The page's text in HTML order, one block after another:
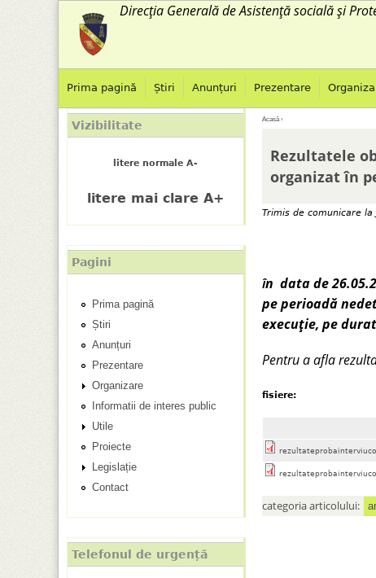
Direcția Generală de Asistență socială și
ş
t
a
i
Acasă ›
Rezultatele
organizat în
Trimis de comunicare la
În data de
pe perioadă
execuție, pe
Pentru a afla
fisiere:
categoria articolului:
M
e
n
i
u
p
r
i
n
c
i
p
a
l
Prima pagină Știri Anunțuri Prezentare
Vizibilitate
litere normale A-
litere mai clare A+
Pagini
Prima pagină
Știri
Anunțuri
Prezentare
Organizare
Informatii de interes public
Utile
Proiecte
Legislație
Contact
Telefonul de urgență